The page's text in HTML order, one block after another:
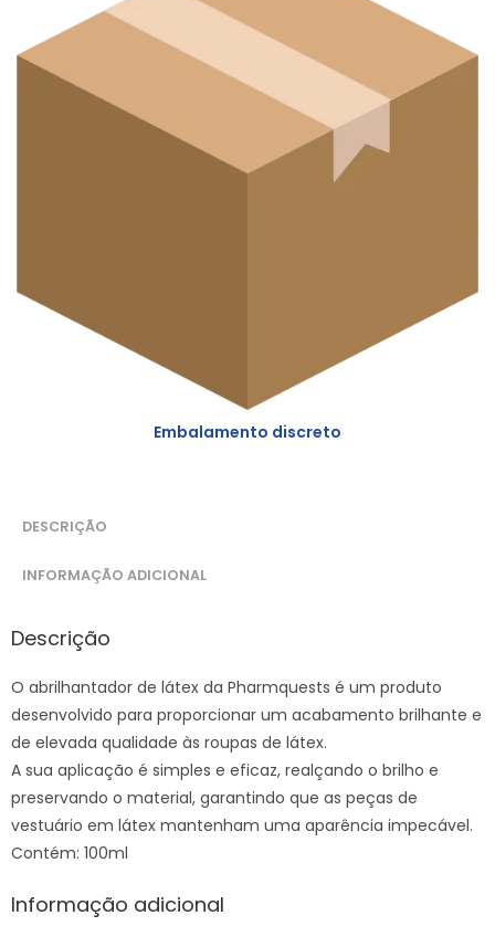
Embalamento discreto
DESCRIÇÃO
INFORMAÇÃO ADICIONAL
Descrição
O abrilhantador de látex da Pharmquests é um produto
desenvolvido para proporcionar um acabamento brilhante e
de elevada qualidade às roupas de látex.
A sua aplicação é simples e eficaz, realçando o brilho e
preservando o material, garantindo que as peças de
vestuário em látex mantenham uma aparência impecável.
Contém: 100ml
Informação adicional